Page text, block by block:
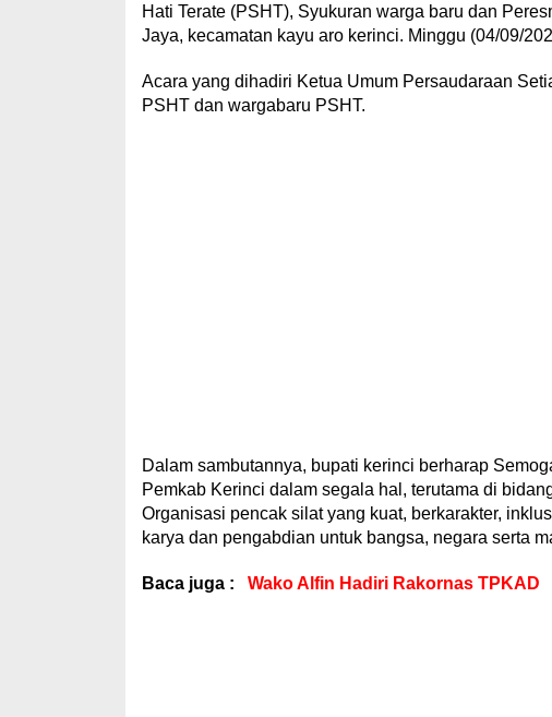
Hati Terate (PSHT), Syukuran warga baru dan
Jaya, kecamatan kayu aro kerinci. Minggu (04/09/
Acara yang dihadiri Ketua Umum Persaudaraan
PSHT dan wargabaru PSHT.
Dalam sambutannya, bupati kerinci berharap
Pemkab Kerinci dalam segala hal, terutama di
Organisasi pencak silat yang kuat, berkarakter,
karya dan pengabdian untuk bangsa, negara serta
Baca juga : Wako Alfin Hadiri Rakornas TPKAD